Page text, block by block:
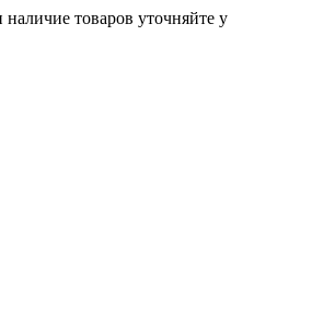
товаров уточняйте у